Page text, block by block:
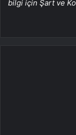
bilgi için Şart ve